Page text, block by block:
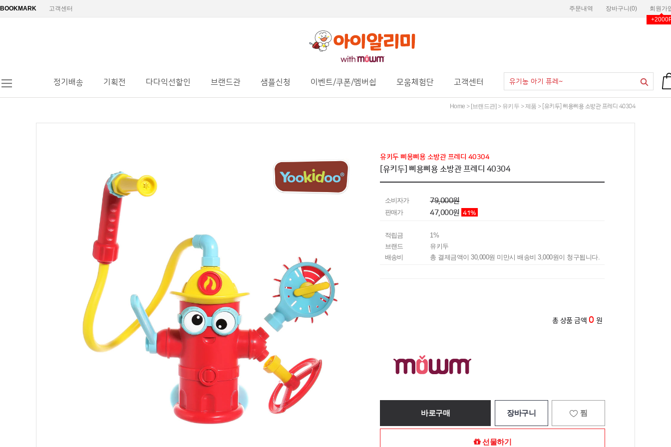
BOOKMARK 고객센터
회원가
장바구니(0)
주문내역
정기배송 기획전 다다익선할인 브랜드관 샘플신청 이벤트/쿠폰/멤버쉽 모움체험단 고객센터
Home > [브랜드관] > 유키두 >제품 > [유키두] 삐용삐용 소방관 프레디 40304
유키두 삐용삐용 소방관 프레디 40304
[유키두] 삐용삐용 소방관 프레디 40304
소비자가 79,000원
판매가 47,000원 41%
적립금
1%
브랜드
유키두
배송비
총 결제금액이 30,000원 미만시 배송비 3,000원이 청구됩니다.
총 상품 금액 0 원
바로구매 장바구니 찜
선물하기